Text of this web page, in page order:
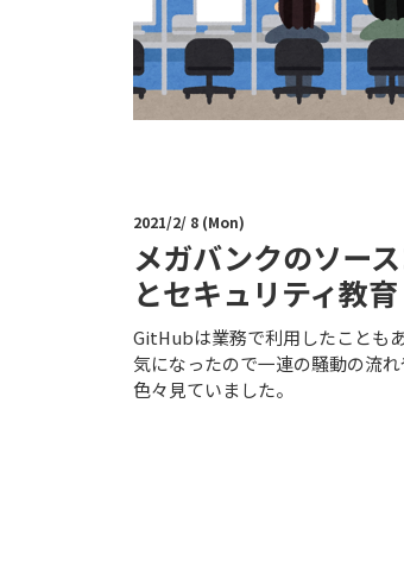
2021/2/ 8 (Mon)
メガバンクのソー
とセキュリティ教育
GitHubは業務で利用したことも
気になったので一連の騒動の流
色々見ていました。